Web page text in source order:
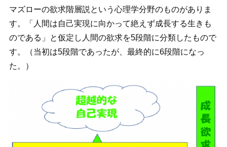
マズローの欲求階層説という心理学分野のものがありま
す。「人間は自己実現に向かって絶えず成長する生きも
のである」と仮定し人間の欲求を5段階に分類したもので
す。（当初は5段階であったが、最終的に6段階になっ
た。）